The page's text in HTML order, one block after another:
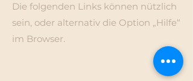
Die folgenden Links können nützlich
sein, oder alternativ die Option „Hilfe“
im Browser.